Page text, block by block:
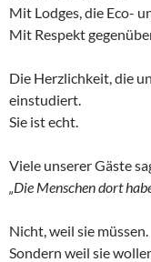
Mit Lodges, die Eco-
Mit Respekt
Die Herzlichkeit, die
einstudiert.
Sie ist echt.
Viele unserer Gäste
„Die Menschen dort
Nicht, weil sie müssen.
Sondern weil sie